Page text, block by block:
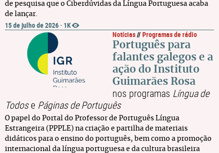
de pesquisa que o Ciberdúvidas da Língua Portuguesa acaba
de lançar.
15 de julho de 2026 · 1K
Notícias//Programas de rádio
Português para
falantes galegos e a
ação do Instituto
Guimarães Rosa
nos programas Língua de
Todose Páginas de Português
O papel do Portal do Professor de Português Língua
Estrangeira (PPPLE) na criação e partilha de materiais
didáticos para o ensino do português, bem como a promoção
internacional da língua portuguesa e da cultura brasileira